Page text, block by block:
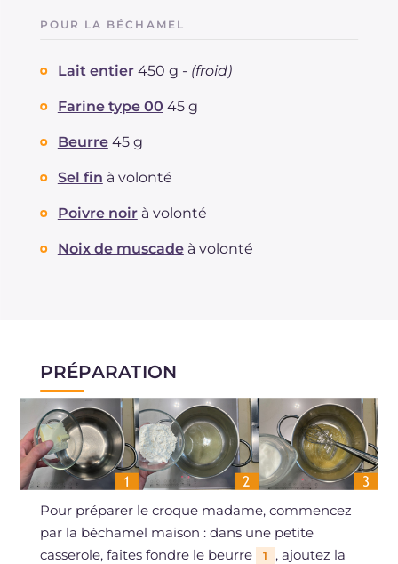
POUR LA BÉCHAMEL
Lait entier 450 g - (froid)
Farine type 00 45 g
Beurre 45 g
Sel fin à volonté
Poivre noir à volonté
Noix de muscade à volonté
PRÉPARATION
Pour préparer le croque madame, commencez
par la béchamel maison : dans une petite
casserole, faites fondre le beurre
1
, ajoutez la